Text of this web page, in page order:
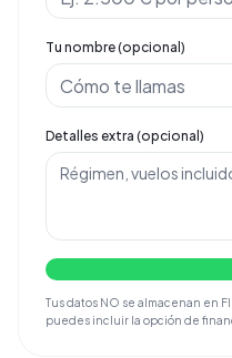
Tu nombre (opcional)
Detalles extra (opcional)
Tus datos NO se almacenan en
puedes incluir la opción de